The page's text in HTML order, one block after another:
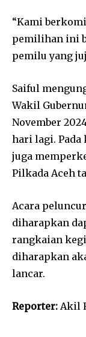
“Kami
pemilihan ini
pemilu yang
Saiful
Wakil
November
hari lagi. Pada
juga
Pilkada Aceh
Acara
diharapkan
rangkaian
diharapkan
lancar.
Reporter: Akil